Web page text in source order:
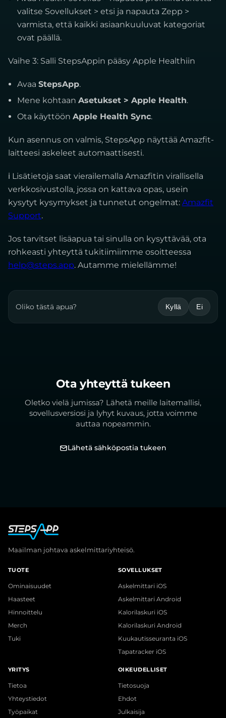
valitse Sovellukset > etsi ja napauta Zepp >
varmista, että kaikki asiaankuuluvat kategoriat
ovat päällä.
Vaihe 3: Salli StepsAppin pääsy Apple Healthiin
Avaa StepsApp.
Mene kohtaan Asetukset > Apple Health.
Ota käyttöön Apple Health Sync.
Kun asennus on valmis, StepsApp näyttää Amazfit-
laitteesi askeleet automaattisesti.
ℹ Lisätietoja saat vierailemalla Amazfitin virallisella
verkkosivustolla, jossa on kattava opas, usein
kysytyt kysymykset ja tunnetut ongelmat: Amazfit
Support.
Jos tarvitset lisäapua tai sinulla on kysyttävää, ota
rohkeasti yhteyttä tukitiimiimme osoitteessa
help@steps.app. Autamme mielellämme!
Oliko tästä apua? Kyllä Ei
Ota yhteyttä tukeen
Oletko vielä jumissa? Lähetä meille laitemallisi,
sovellusversiosi ja lyhyt kuvaus, jotta voimme
auttaa nopeammin.
Lähetä sähköpostia tukeen
Maailman johtava askelmittariyhteisö.
TUOTE
Ominaisuudet
Haasteet
Hinnoittelu
Merch
Tuki
SOVELLUKSET
Askelmittari iOS
Askelmittari Android
Kalorilaskuri iOS
Kalorilaskuri Android
Kuukautisseuranta iOS
Tapatracker iOS
YRITYS
Tietoa
Yhteystiedot
Työpaikat
OIKEUDELLISET
Tietosuoja
Ehdot
Julkaisija